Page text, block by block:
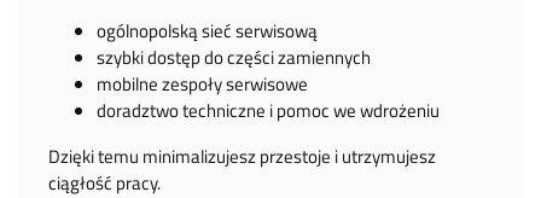
ogólnopolską sieć serwisową
szybki dostęp do części zamiennych
mobilne zespoły serwisowe
doradztwo techniczne i pomoc we wdrożeniu
Dzięki temu minimalizujesz przestoje i utrzymujesz
ciągłość pracy.